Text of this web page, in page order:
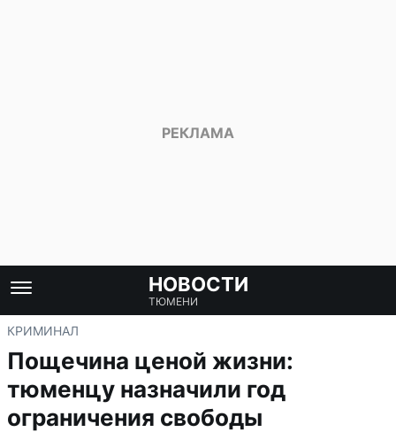
НОВОСТИ
ТЮМЕНИ
КРИМИНАЛ
Пощечина ценой жизни:
тюменцу назначили год
ограничения свободы